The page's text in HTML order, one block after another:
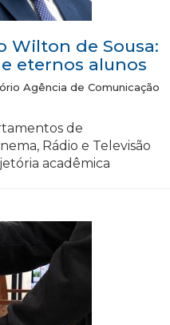
Wilton de Sousa:
eternos alunos
Agência de Comunicação
de
Rádio e Televisão
acadêmica